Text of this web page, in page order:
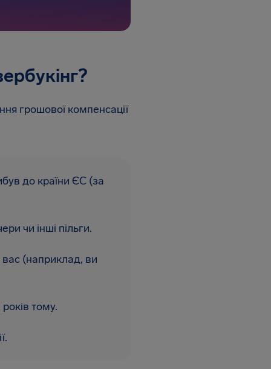
грошової компенсації
до країни ЄС (за
чи інші пільги.
(наприклад, ви
тому.